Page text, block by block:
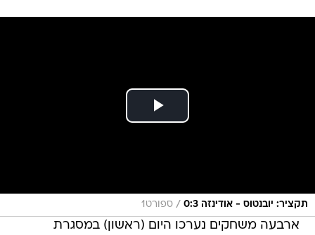
תקציר: יובנטוס - אודינזה 0:3 / ספורט1
ארבעה משחקים נערכו היום (ראשון) במסגרת